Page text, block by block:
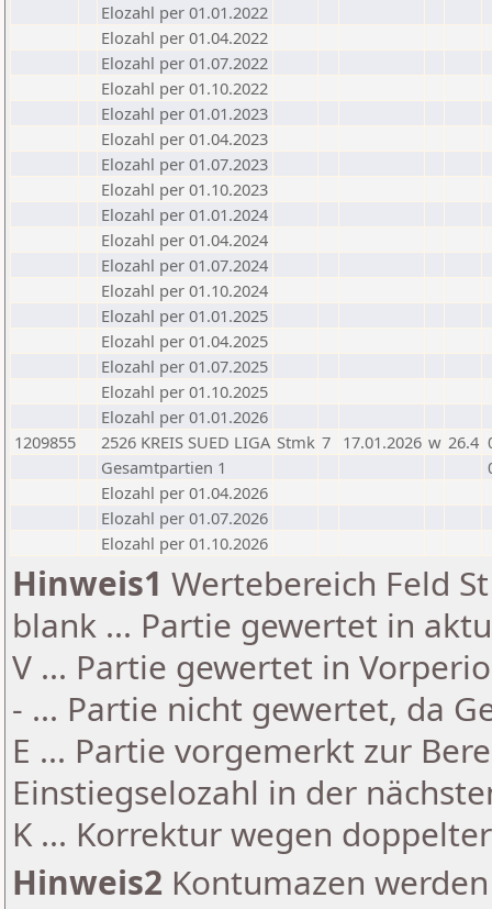
Elozahl per 01.01.2022
Elozahl per 01.04.2022
Elozahl per 01.07.2022
Elozahl per 01.10.2022
Elozahl per 01.01.2023
Elozahl per 01.04.2023
Elozahl per 01.07.2023
Elozahl per 01.10.2023
Elozahl per 01.01.2024
Elozahl per 01.04.2024
Elozahl per 01.07.2024
Elozahl per 01.10.2024
Elozahl per 01.01.2025
Elozahl per 01.04.2025
Elozahl per 01.07.2025
Elozahl per 01.10.2025
Elozahl per 01.01.2026
1209855
2526 KREIS SUED LIGA Stmk 7 17.01.2026 w 26.4
Gesamtpartien 1
Elozahl per 01.04.2026
Elozahl per 01.07.2026
Elozahl per 01.10.2026
Hinweis1 Wertebereich Feld
blank ... Partie gewertet in
V ... Partie gewertet in
- ... Partie nicht gewertet, da
E ... Partie vorgemerkt zur
Einstiegselozahl in der
K ... Korrektur wegen
Hinweis2 Kontumazen